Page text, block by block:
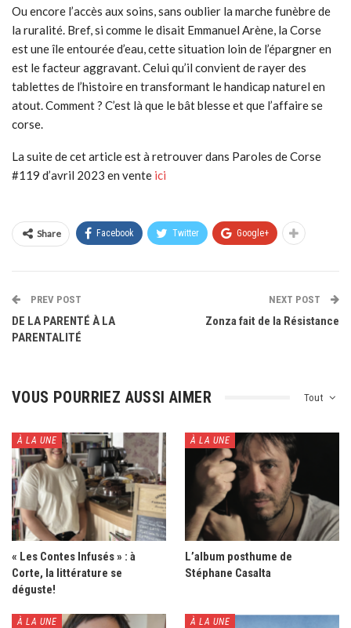
Ou encore l’accès aux soins, sans oublier la marche funèbre de
la ruralité. Bref, si comme le disait Emmanuel Arène, la Corse
est une île entourée d’eau, cette situation loin de l’épargner en
est le facteur aggravant. Celui qu’il convient de rayer des
tablettes de l’histoire en transformant le handicap naturel en
atout. Comment ? C’est là que le bât blesse et que l’affaire se
corse.
La suite de cet article est à retrouver dans Paroles de Corse
#119 d’avril 2023 en vente ici
Share Facebook Twitter Google+
PREV POST
DE LA PARENTÉ À LA
PARENTALITÉ
NEXT POST
Zonza fait de la Résistance
Tout
VOUS POURRIEZ AUSSI AIMER
À LA UNE
« Les Contes Infusés » : à
Corte, la littérature se
déguste!
À LA UNE
L’album posthume de
Stéphane Casalta
À LA UNE À LA UNE